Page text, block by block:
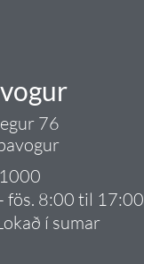
76
fös. 8:00 til 17:00
í sumar